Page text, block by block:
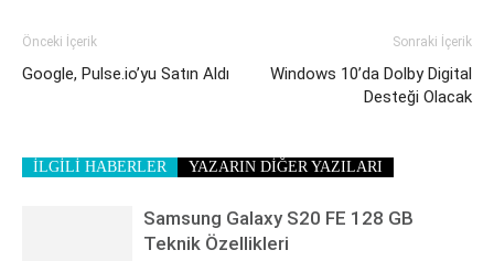
Önceki İçerik
Google, Pulse.io’yu Satın Aldı
Sonraki İçerik
Windows 10’da Dolby Digital
Desteği Olacak
İLGİLİ HABERLER YAZARIN DİĞER YAZILARI
Samsung Galaxy S20 FE 128 GB
Teknik Özellikleri